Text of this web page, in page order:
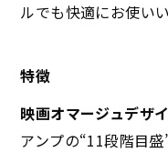
ルでも快適にお使い
特徴
映画オマージュデザ
アンプの“11段階目